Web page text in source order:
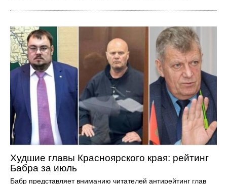
Худшие главы Красноярского края: рейтинг
Бабра за июль
Бабр представляет вниманию читателей антирейтинг глав